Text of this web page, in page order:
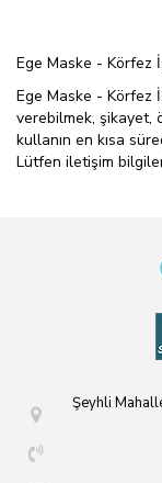
Ege Maske - Körfez
Ege Maske - Körfez
verebilmek, şikayet,
kullanın en kısa
Lütfen iletişim
Şeyhli